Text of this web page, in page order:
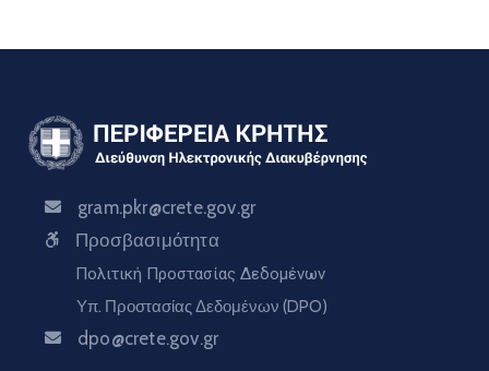
gram.pkr@crete.gov.gr
Προσβασιμότητα
Πολιτική Προστασίας Δεδομένων
Υπ. Προστασίας Δεδομένων (DPO)
dpo@crete.gov.gr